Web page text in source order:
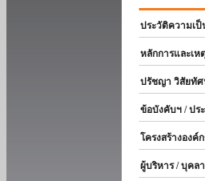
ประวัติความเป็
หลักการและเห
ปรัชญา วิสัยทัศ
ข้อบังคับฯ / ประ
โครงสร้างองค์ก
ผู้บริหาร / บุคลา